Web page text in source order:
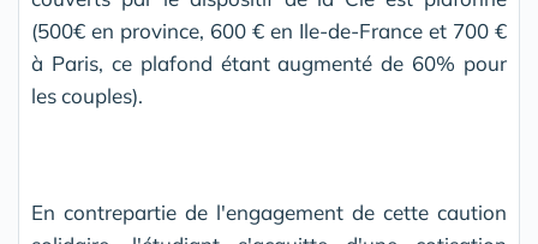
(500€ en province, 600 € en Ile-de-France et 700 €
à Paris, ce plafond étant augmenté de 60% pour
les couples).
En contrepartie de l'engagement de cette caution